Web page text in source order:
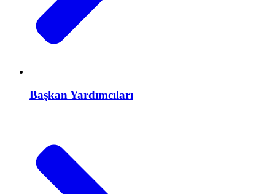
Başkan Yardımcıları